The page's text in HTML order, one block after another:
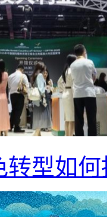
转型如